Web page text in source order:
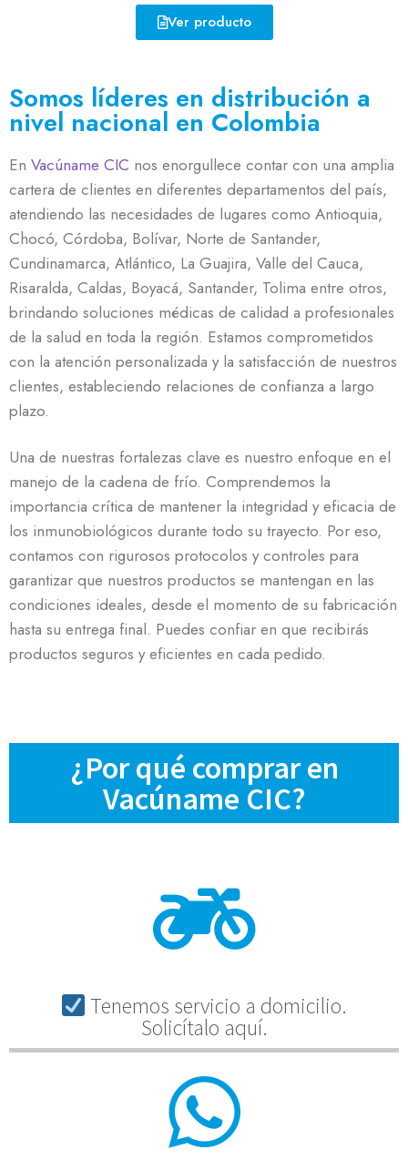
Ver producto
Somos líderes en distribución a
nivel nacional en Colombia
En Vacúname CIC nos enorgullece contar con una amplia
cartera de clientes en diferentes departamentos del país,
atendiendo las necesidades de lugares como Antioquia,
Chocó, Córdoba, Bolívar, Norte de Santander,
Cundinamarca, Atlántico, La Guajira, Valle del Cauca,
Risaralda, Caldas, Boyacá, Santander, Tolima entre otros,
brindando soluciones médicas de calidad a profesionales
de la salud en toda la región. Estamos comprometidos
con la atención personalizada y la satisfacción de nuestros
clientes, estableciendo relaciones de confianza a largo
plazo.
Una de nuestras fortalezas clave es nuestro enfoque en el
manejo de la cadena de frío. Comprendemos la
importancia crítica de mantener la integridad y eficacia de
los inmunobiológicos durante todo su trayecto. Por eso,
contamos con rigurosos protocolos y controles para
garantizar que nuestros productos se mantengan en las
condiciones ideales, desde el momento de su fabricación
hasta su entrega final. Puedes confiar en que recibirás
productos seguros y eficientes en cada pedido.
¿Por qué comprar en
Vacúname CIC?
Tenemos servicio a domicilio.
Solicítalo aquí.